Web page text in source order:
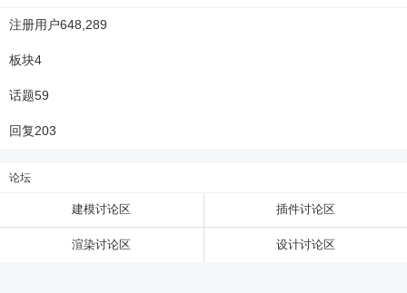
注册用户648,289
板块4
话题59
回复203
论坛
建模讨论区 插件讨论区
渲染讨论区 设计讨论区